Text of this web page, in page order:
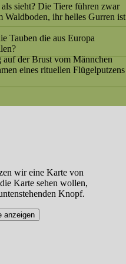
sieht? Die Tiere führen zwar
Waldboden, ihr helles Gurren ist
Tauben die aus Europa
der Brust vom Männchen
eines rituellen Flügelputzens
wir eine Karte von
Karte sehen wollen,
Knopf.
anzeigen